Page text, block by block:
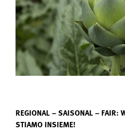
Mitgliedschaft
Landessekretariat
Bäuerliche Buffets
Hofgeschichten
REGIONAL – SAISONAL – FAIR:
STIAMO INSIEME!